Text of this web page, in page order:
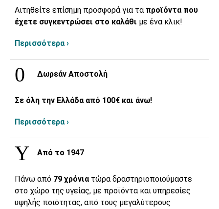
Αιτηθείτε επίσημη προσφορά για τα προϊόντα που
έχετε συγκεντρώσει στο καλάθι με ένα κλικ!
Περισσότερα ›
Δωρεάν Αποστολή
Σε όλη την Ελλάδα από 100€ και άνω!
Περισσότερα ›
Από το 1947
Πάνω από 79 χρόνια τώρα δραστηριοποιούμαστε
στο χώρο της υγείας, με προϊόντα και υπηρεσίες
υψηλής ποιότητας, από τους μεγαλύτερους